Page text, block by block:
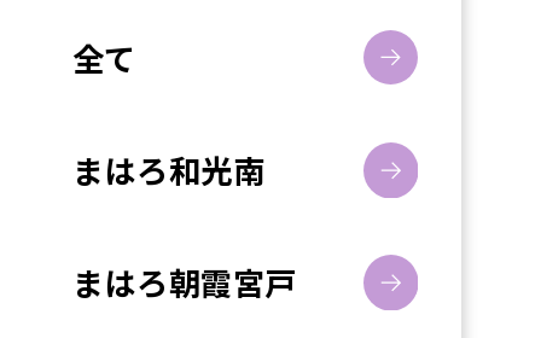
全て
まはろ和光南
まはろ朝霞宮戸